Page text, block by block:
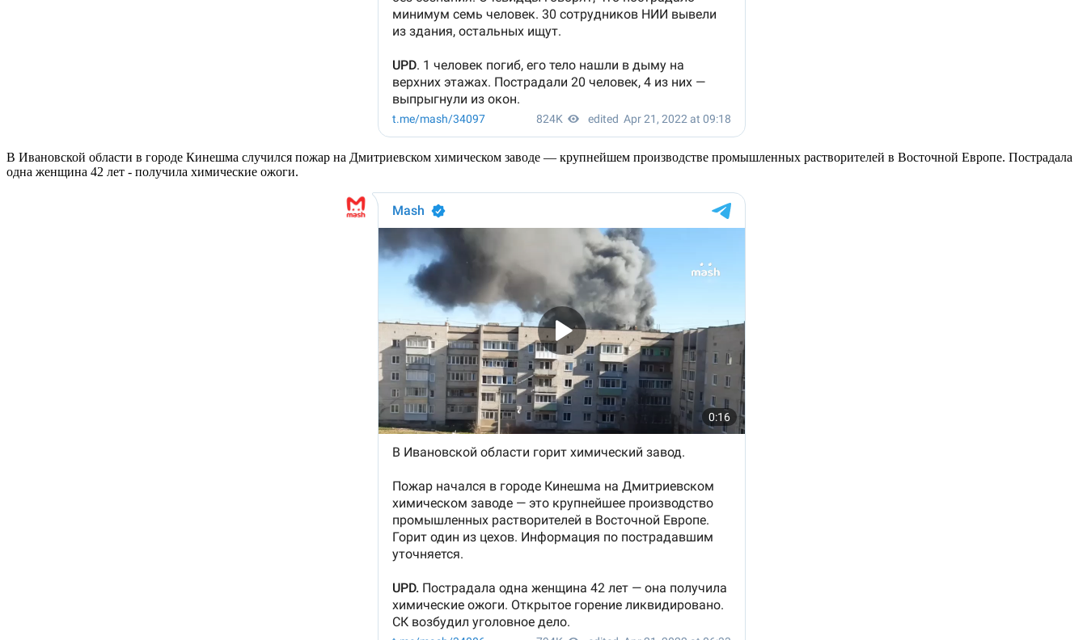
В Ивановской области в городе Кинешма случился пожар на Дмитриевском химическом заводе — крупнейшем производстве промышленных растворителей в Восточной Европе. Пострадала
одна женщина 42 лет - получила химические ожоги.